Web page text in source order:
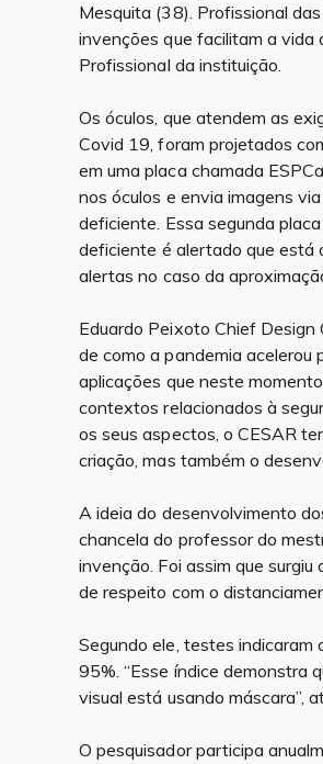
Mesquita (38). Profissional
invenções que facilitam a
Profissional da instituição.
Os óculos, que atendem as
Covid 19, foram projetados
em uma placa chamada
nos óculos e envia imagens
deficiente. Essa segunda
deficiente é alertado que está
alertas no caso da
Eduardo Peixoto Chief
de como a pandemia acelerou
aplicações que neste
contextos relacionados à
os seus aspectos, o CESAR
criação, mas também o
A ideia do desenvolvimento
chancela do professor do
invenção. Foi assim que
de respeito com o
Segundo ele, testes
95%. “Esse índice demonstra
visual está usando máscara”,
O pesquisador participa